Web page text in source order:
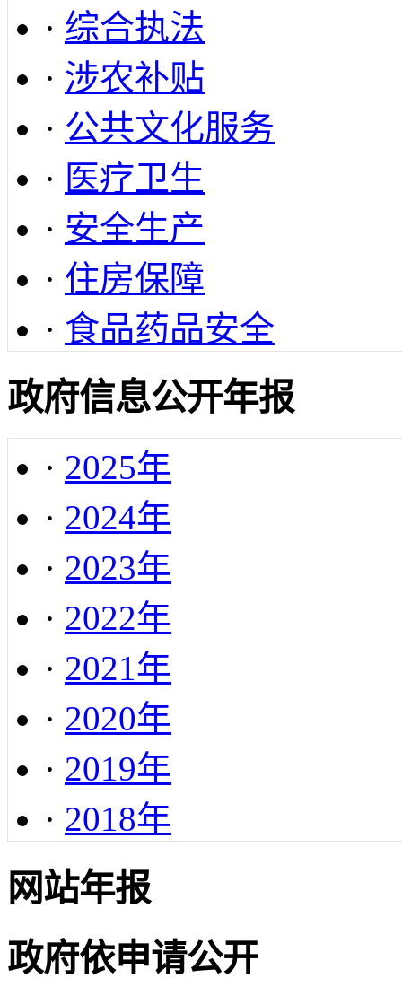
· 综合执法
· 涉农补贴
· 公共文化服务
· 医疗卫生
· 安全生产
· 住房保障
· 食品药品安全
政府信息公开年报
· 2025年
· 2024年
· 2023年
· 2022年
· 2021年
· 2020年
· 2019年
· 2018年
网站年报
政府依申请公开